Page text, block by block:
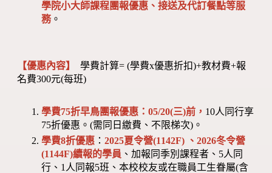
學院小大師課程團報優惠、接送及代訂餐點等服
務。
【優惠內容】
學費計算= (學費x優惠折扣)+教材費+報
名費300元(每班)
學費75折早鳥團報優惠：05/20(三)前， 10人同行享
75折優惠。(需同日繳費、不限梯次)。
學費8折優惠 ：2025夏令營(1142F) 、2026冬令營
(1144F)續報的學員 、加報同季別課程者、5人同
行、1人同報5班、本校校友或在職員工生眷屬(含